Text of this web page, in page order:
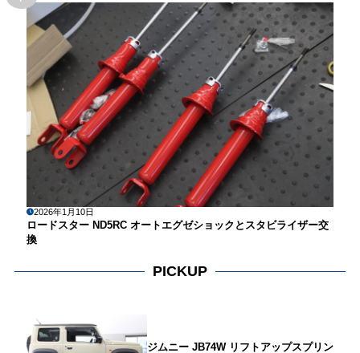
2026年1月10日
ロードスター ND5RC オートエグゼショックとスタビライザー交
換
PICKUP
ジムニー JB74W リフトアップスプリン